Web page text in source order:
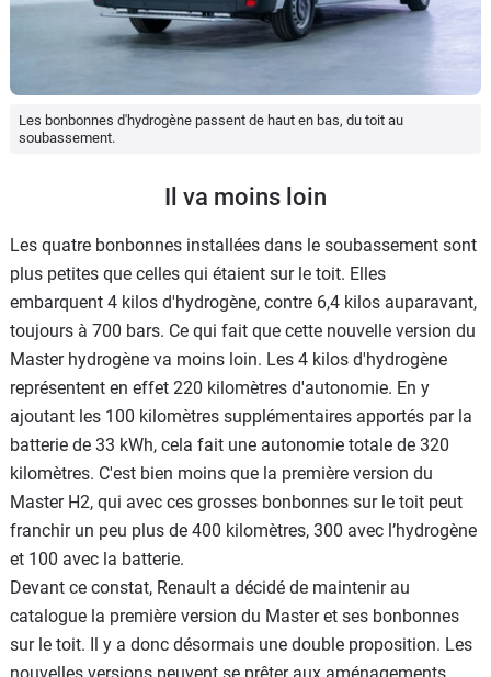
Les bonbonnes d'hydrogène passent de haut en bas, du toit au
soubassement.
Il va moins loin
Les quatre bonbonnes installées dans le soubassement sont
plus petites que celles qui étaient sur le toit. Elles
embarquent 4 kilos d'hydrogène, contre 6,4 kilos auparavant,
toujours à 700 bars. Ce qui fait que cette nouvelle version du
Master hydrogène va moins loin. Les 4 kilos d'hydrogène
représentent en effet 220 kilomètres d'autonomie. En y
ajoutant les 100 kilomètres supplémentaires apportés par la
batterie de 33 kWh, cela fait une autonomie totale de 320
kilomètres. C'est bien moins que la première version du
Master H2, qui avec ces grosses bonbonnes sur le toit peut
franchir un peu plus de 400 kilomètres, 300 avec l’hydrogène
et 100 avec la batterie.
Devant ce constat, Renault a décidé de maintenir au
catalogue la première version du Master et ses bonbonnes
sur le toit. Il y a donc désormais une double proposition. Les